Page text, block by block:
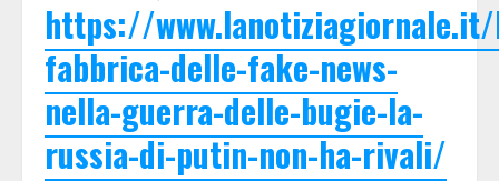
https://
fabbrica-delle-fake-news-
nella-guerra-delle-bugie-la-
russia-di-putin-non-ha-rivali/